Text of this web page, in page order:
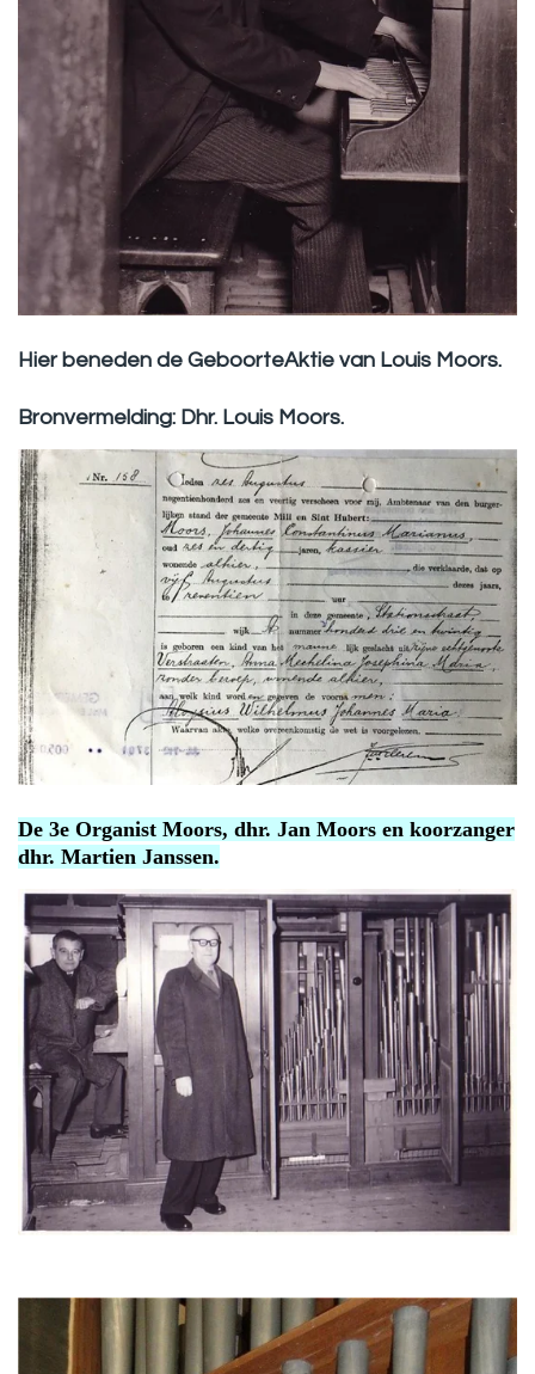
Hier beneden de GeboorteAktie van Louis Moors.
Bronvermelding: Dhr. Louis Moors.
De 3e Organist Moors, dhr. Jan Moors en koorzanger
dhr. Martien Janssen.